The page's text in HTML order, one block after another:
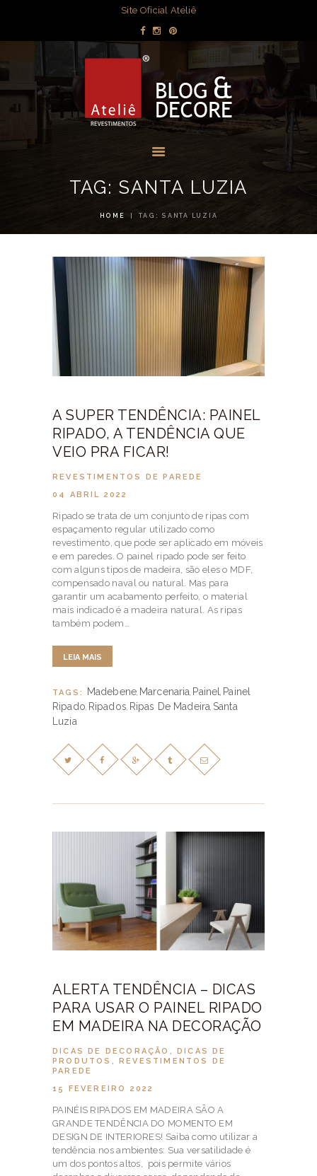
Site Oficial Ateliê
TAG: SANTA LUZIA
HOME TAG: SANTA LUZIA
BLOG & DECORE - ATELIÊ
REVESTIMENTOS
Blog com dicas de decorações e interiores.
DECORAÇÃO
DICAS POR
AMBIENTE
OBRAS
MÍDIA
CONTATO
A SUPER TENDÊNCIA: PAINEL
RIPADO, A TENDÊNCIA QUE
VEIO PRA FICAR!
REVESTIMENTOS DE PAREDE
04 ABRIL 2022
Ripado se trata de um conjunto de ripas com
espaçamento regular utilizado como
revestimento, que pode ser aplicado em móveis
e em paredes. O painel ripado pode ser feito
com alguns tipos de madeira, são eles o MDF,
compensado naval ou natural. Mas para
garantir um acabamento perfeito, o material
mais indicado é a madeira natural. As ripas
também podem…
LEIA MAIS
TAGS: Madebene Marcenaria Painel
Painel
Ripado Ripados Ripas De Madeira Santa
Luzia
ALERTA TENDÊNCIA – DICAS
PARA USAR O PAINEL RIPADO
EM MADEIRA NA DECORAÇÃO
DICAS DE DECORAÇÃO ,
DICAS DE
PRODUTOS ,
REVESTIMENTOS DE
PAREDE
15 FEVEREIRO 2022
PAINÉIS RIPADOS EM MADEIRA SÃO A
GRANDE TENDÊNCIA DO MOMENTO EM
DESIGN DE INTERIORES! Saiba como utilizar a
tendência nos ambientes: Sua versatilidade é
um dos pontos altos, pois permite vários